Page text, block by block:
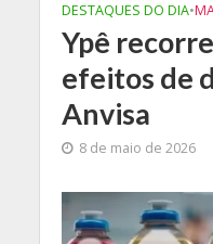
DESTAQUES DO DIA•
Ypê
efeitos de
Anvisa
8 de maio de 2026